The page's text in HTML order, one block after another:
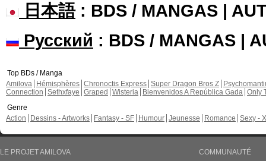
日本語: BDS / MANGAS |
Русский : BDS / MANGAS |
Top BDs / Manga
Amilova
Hémisphères Chronoctis Express Super Dragon Bros Z
Connection Sethxfaye Graped Wisteria Bienvenidos A República Gada Only
Genre
Action
Dessins - Artworks Fantasy - SF Humour Jeunesse Romance Sexy -
LE PROJET AMILOVA
COMMUNAUTÉ